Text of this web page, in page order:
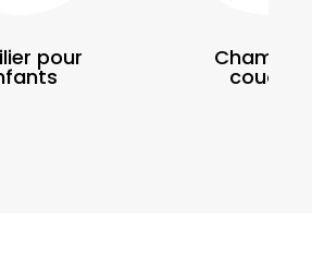
pour Chambre
coucher